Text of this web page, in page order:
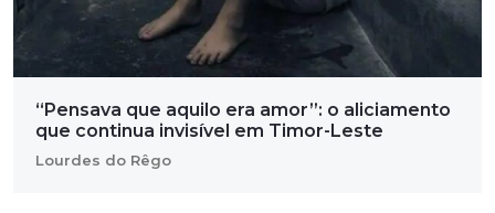
“Pensava que aquilo era amor”: o aliciamento
que continua invisível em Timor-Leste
Lourdes do Rêgo